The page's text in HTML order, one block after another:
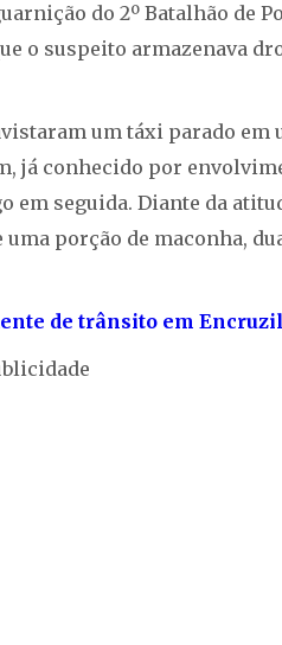
do 2º Batalhão de
o suspeito armazenava
um táxi parado em
já conhecido por
em seguida. Diante da
porção de maconha,
de trânsito em